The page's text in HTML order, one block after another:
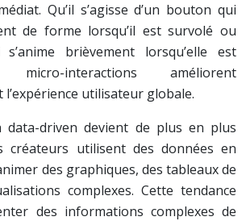
Qu’il s’agisse d’un bouton qui
de forme lorsqu’il est survolé ou
brièvement lorsqu’elle est
interactions améliorent
utilisateur globale.
data-driven devient de plus en plus
créateurs utilisent des données en
des graphiques, des tableaux de
complexes. Cette tendance
des informations complexes de